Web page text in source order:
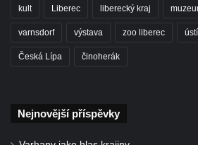
kult Liberec liberecký kraj
varnsdorf výstava zoo liberec
Česká Lípa činoherák
Nejnovější příspěvky